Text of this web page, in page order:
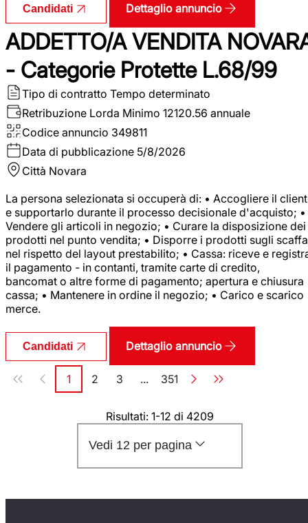
Candidati Dettaglio annuncio
ADDETTO/A VENDITA
- Categorie Protette L.68/99
Tipo di contratto Tempo determinato
Retribuzione Lorda Minimo 12120.56 annuale
Codice annuncio 349811
Data di pubblicazione 5/8/2026
Città Novara
La persona selezionata si occuperà di: • Accogliere il
e supportarlo durante il processo decisionale d'acquisto; •
Vendere gli articoli in negozio; • Curare la disposizione dei
prodotti nel punto vendita; • Disporre i prodotti sugli
nel rispetto del layout prestabilito; • Cassa: riceve e
il pagamento - in contanti, tramite carte di credito,
bancomat o altre forme di pagamento; apertura e chiusura
cassa; • Mantenere in ordine il negozio; • Carico e scarico
merce.
Candidati Dettaglio annuncio
Paginazione
Pagina
1 Pagina
2 Pagina
3 ... Pagina
351
Risultati: 1-12 di 4209
Vedi 12 per pagina